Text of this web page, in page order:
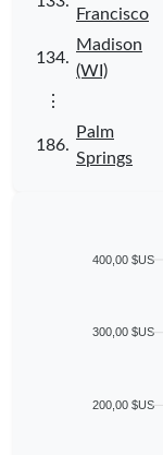
Francisco
134.
Madison
(WI)
⋮
186.
Palm
Springs
400,00 $US
300,00 $US
200,00 $US